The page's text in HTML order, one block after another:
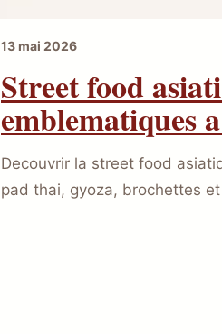
13 mai 2026
Street food
emblematiques
Decouvrir la street food
pad thai, gyoza, brochettes